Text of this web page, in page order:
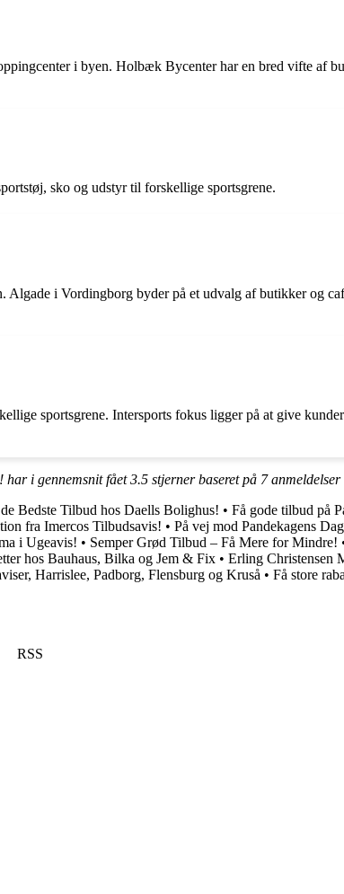
i byen. Holbæk Bycenter har en bred vifte af
sko og udstyr til forskellige sportsgrene.
i Vordingborg byder på et udvalg af butikker og
sportsgrene. Intersports fokus ligger på at give
i gennemsnit fået3.5 stjerner baseret på 7anmeldelser
Bedste Tilbud hos Daells Bolighus! • Få gode tilbud på
fra Imercos Tilbudsavis! • På vej mod Pandekagens
i Ugeavis! • Semper Grød Tilbud – Få Mere for Mindre!
hos Bauhaus, Bilka og Jem & Fix • Erling Christensen
Harrislee, Padborg, Flensburg og Kruså • Få store
RSS